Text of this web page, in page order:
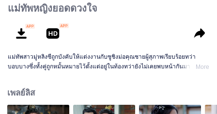
แม่ทัพหญิงยอดดวงใจ
แม่ทัพสาวมู่หลิงซีถูกบังคับให้แต่งงานกับซูชิงม่อคุณชายผู้สุภาพเรียบร้อยทว่า
บอบบางซึ่งทั้งคู่ถูกหมั้นหมายไว้ตั้งแต่อยู่ในท้องทว่ายังไม่เคยพบหน้ากันมาตลอด
More
เพลย์ลิส